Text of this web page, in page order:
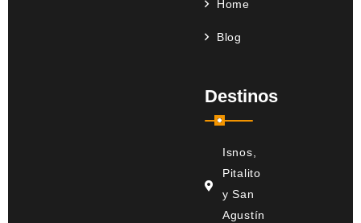
Home
Blog
Destinos
Isnos,
Pitalito
y San
Agustín